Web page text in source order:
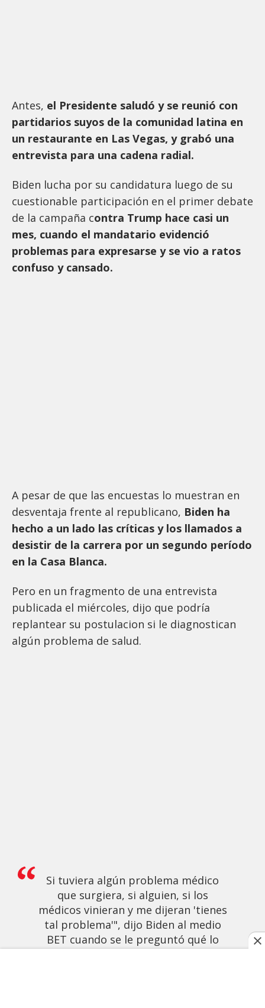
Antes, el Presidente saludó y se reunió con
partidarios suyos de la comunidad latina en
un restaurante en Las Vegas, y grabó una
entrevista para una cadena radial.
Biden lucha por su candidatura luego de su
cuestionable participación en el primer debate
de la campaña contra Trump hace casi un
mes, cuando el mandatario evidenció
problemas para expresarse y se vio a ratos
confuso y cansado.
A pesar de que las encuestas lo muestran en
desventaja frente al republicano, Biden ha
hecho a un lado las críticas y los llamados a
desistir de la carrera por un segundo período
en la Casa Blanca.
Pero en un fragmento de una entrevista
publicada el miércoles, dijo que podría
replantear su postulacion si le diagnostican
algún problema de salud.
Si tuviera algún problema médico
que surgiera, si alguien, si los
médicos vinieran y me dijeran 'tienes
tal problema'", dijo Biden al medio
BET cuando se le preguntó qué lo